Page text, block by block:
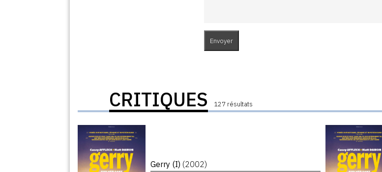
CRITIQUES 127 résultats
Gerry (I) (2002)